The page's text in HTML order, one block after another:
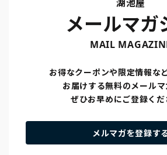
湖池屋
メールマガ
MAIL
お得なクーポンや限定情報な
お届けする無料のメールマ
ぜひお早めにご登録くだ
メルマガを登録す